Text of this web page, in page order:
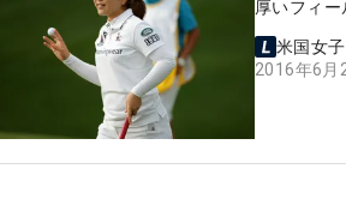
厚いフィ
米国女子
2016年6月